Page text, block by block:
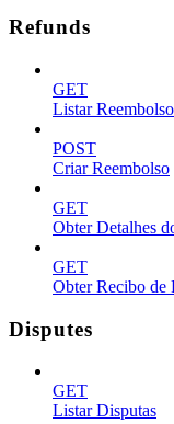
Refunds
GET
Listar
POST
Criar Reembolso
GET
Obter Detalhes
GET
Obter Recibo de
Disputes
GET
Listar Disputas